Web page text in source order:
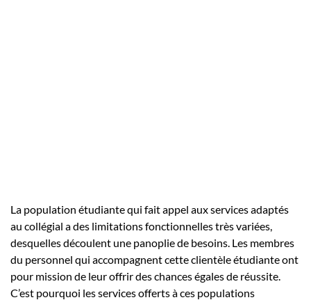
La population étudiante qui fait appel aux services adaptés
au collégial a des limitations fonctionnelles très variées,
desquelles découlent une panoplie de besoins. Les membres
du personnel qui accompagnent cette clientèle étudiante ont
pour mission de leur offrir des chances égales de réussite.
C’est pourquoi les services offerts à ces populations